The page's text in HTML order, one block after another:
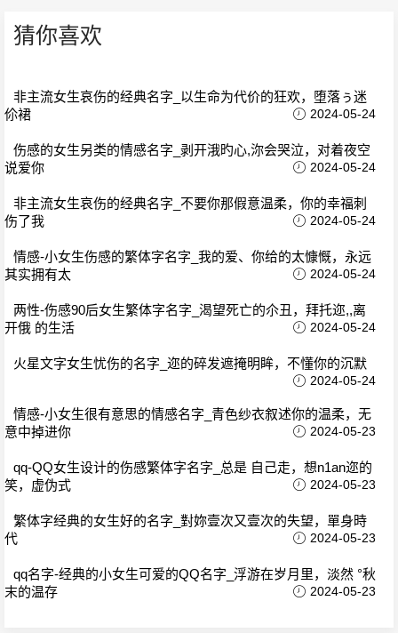
猜你喜欢
非主流女生哀伤的经典名字_以生命为代价的狂欢，堕落ぅ迷
伱裙
2024-05-24
伤感的女生另类的情感名字_剥开涐旳心,沵会哭泣，对着夜空
说爱你
2024-05-24
非主流女生哀伤的经典名字_不要你那假意温柔，你的幸福刺
伤了我
2024-05-24
情感-小女生伤感的繁体字名字_我的爱、你给的太慷慨，永远
其实拥有太
2024-05-24
两性-伤感90后女生繁体字名字_渴望死亡的尒丑，拜托迩,,离
开俄 的生活
2024-05-24
火星文字女生忧伤的名字_迩的碎发遮掩明眸，不懂你的沉默
2024-05-24
情感-小女生很有意思的情感名字_青色纱衣叙述你的温柔，无
意中掉进你
2024-05-23
qq-QQ女生设计的伤感繁体字名字_总是 自己走，想n1an迩的
笑，虚伪式
2024-05-23
繁体字经典的女生好的名字_對妳壹次又壹次的失望，單身時
代
2024-05-23
qq名字-经典的小女生可爱的QQ名字_浮游在岁月里，淡然 °秋
末的温存
2024-05-23